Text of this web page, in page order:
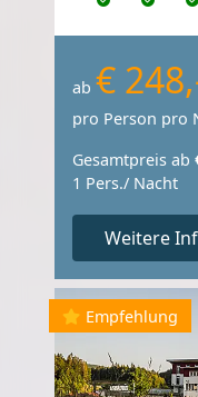
ab €
pro Person pro
Gesamtpreis ab
1 Pers./ Nacht
Weitere
Empfehlung